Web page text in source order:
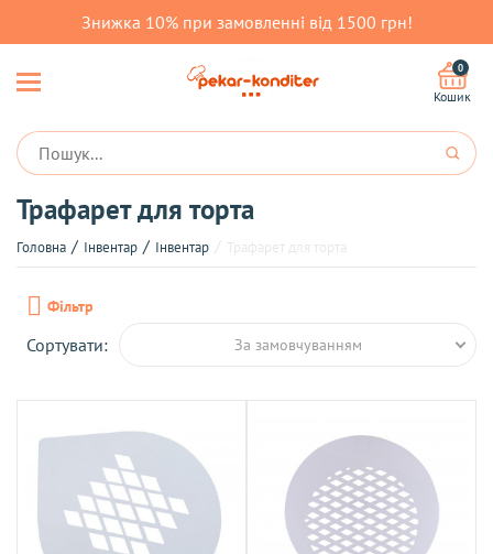
Знижка 10% при замовленні від 1500 грн!
0
Кошик
Трафарет для торта
Головна Інвентар Інвентар
Фільтр
Сортувати: За замовчуванням